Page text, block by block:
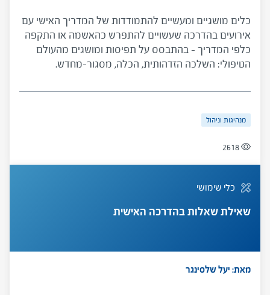
כלים מושגיים ומעשיים להתמודדות של המדריך האישי עם
אירועים בהדרכה שעשויים להתפרש כהאשמה או התקפה
כלפי המדריך – בהתבסס על תפיסות ומושגים מהעולם
הטיפולי: השלכה הזדהותית, הכלה, מסגור-מחדש.
ההבנה ושלב ההתערבות. בשלב ההבנה המדריך מונחה
המסר הסמוי בדבריו. בשלב ההתערבות המדריך ישתמש
למודרך זוית ראיה חדשה שתסייע לו להתמודד עם הקשיים
ולצמוח מתוכם.
מנהיגות וניהול
2618
כלי שימושי
שאילת שאלות בהדרכה האישית
מאת: יעל שלסינגר